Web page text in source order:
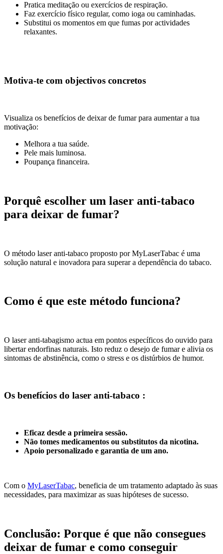
Pratica meditação ou exercícios de respiração.
Faz exercício físico regular, como ioga ou caminhadas.
Substitui os momentos em que fumas por actividades
relaxantes.
Motiva-te com objectivos concretos
Visualiza os benefícios de deixar de fumar para aumentar a tua
motivação:
Melhora a tua saúde.
Pele mais luminosa.
Poupança financeira.
Porquê escolher um laser anti-tabaco
para deixar de fumar?
O método laser anti-tabaco proposto por MyLaserTabac é uma
solução natural e inovadora para superar a dependência do tabaco.
Como é que este método funciona?
O laser anti-tabagismo actua em pontos específicos do ouvido para
libertar endorfinas naturais. Isto reduz o desejo de fumar e alivia os
sintomas de abstinência, como o stress e os distúrbios de humor.
Os benefícios do laser anti-tabaco :
Eficaz desde a primeira sessão.
Não tomes medicamentos ou substitutos da nicotina.
Apoio personalizado e garantia de um ano.
Com o MyLaserTabac, beneficia de um tratamento adaptado às suas
necessidades, para maximizar as suas hipóteses de sucesso.
Conclusão: Porque é que não consegues
deixar de fumar e como conseguir